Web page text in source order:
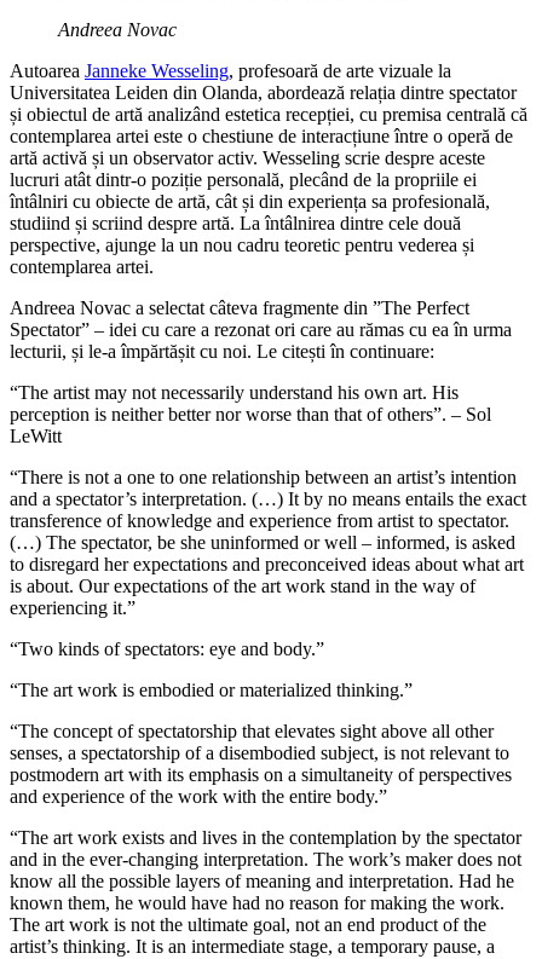
Andreea Novac
Autoarea Janneke Wesseling, profesoară de arte vizuale la
Universitatea Leiden din Olanda, abordează relația dintre spectator
și obiectul de artă analizând estetica recepției, cu premisa centrală că
contemplarea artei este o chestiune de interacțiune între o operă de
artă activă și un observator activ. Wesseling scrie despre aceste
lucruri atât dintr-o poziție personală, plecând de la propriile ei
întâlniri cu obiecte de artă, cât și din experiența sa profesională,
studiind și scriind despre artă. La întâlnirea dintre cele două
perspective, ajunge la un nou cadru teoretic pentru vederea și
contemplarea artei.
Andreea Novac a selectat câteva fragmente din ”The Perfect
Spectator” – idei cu care a rezonat ori care au rămas cu ea în urma
lecturii, și le-a împărtășit cu noi. Le citești în continuare:
“The artist may not necessarily understand his own art. His
perception is neither better nor worse than that of others”. – Sol
LeWitt
“There is not a one to one relationship between an artist’s intention
and a spectator’s interpretation. (…) It by no means entails the exact
transference of knowledge and experience from artist to spectator.
(…) The spectator, be she uninformed or well – informed, is asked
to disregard her expectations and preconceived ideas about what art
is about. Our expectations of the art work stand in the way of
experiencing it.”
“Two kinds of spectators: eye and body.”
“The art work is embodied or materialized thinking.”
“The concept of spectatorship that elevates sight above all other
senses, a spectatorship of a disembodied subject, is not relevant to
postmodern art with its emphasis on a simultaneity of perspectives
and experience of the work with the entire body.”
“The art work exists and lives in the contemplation by the spectator
and in the ever-changing interpretation. The work’s maker does not
know all the possible layers of meaning and interpretation. Had he
known them, he would have had no reason for making the work.
The art work is not the ultimate goal, not an end product of the
artist’s thinking. It is an intermediate stage, a temporary pause, a